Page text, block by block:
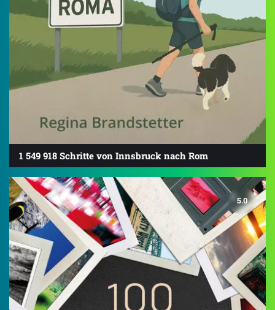
1 549 918 Schritte von Innsbruck nach Rom
5.0